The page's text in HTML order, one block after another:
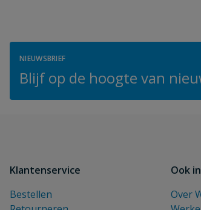
NIEUWSBRIEF
Blijf op de hoogte van
Klantenservice
Bestellen
Ook
Over